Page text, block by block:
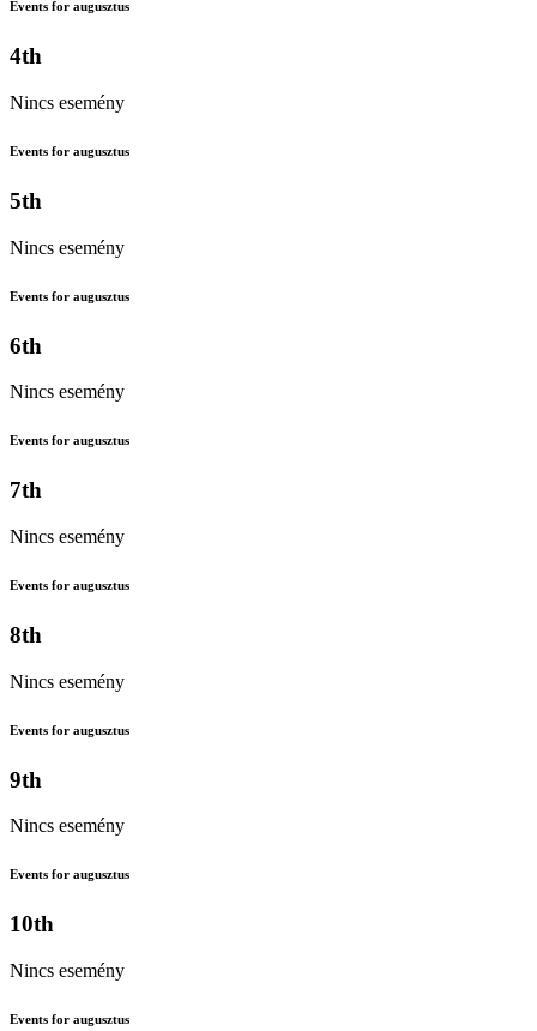
Events for augusztus
4th
Nincs esemény
Events for augusztus
5th
Nincs esemény
Events for augusztus
6th
Nincs esemény
Events for augusztus
7th
Nincs esemény
Events for augusztus
8th
Nincs esemény
Events for augusztus
9th
Nincs esemény
Events for augusztus
10th
Nincs esemény
Events for augusztus